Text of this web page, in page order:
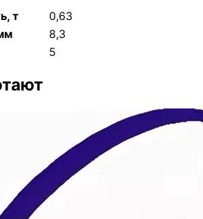
т
0,63
8,3
5